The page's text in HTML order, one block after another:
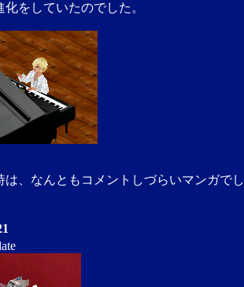
をしていたのでした。
は、なんともコメントしづらいマンガでし